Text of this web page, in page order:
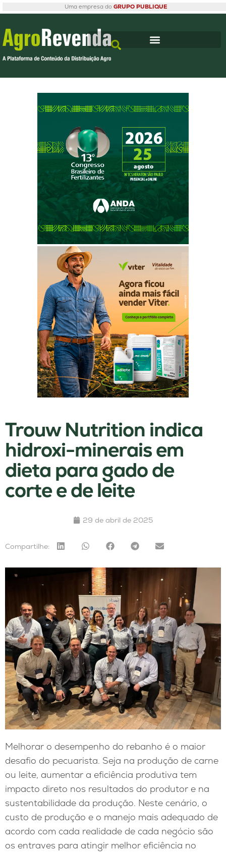
Uma empresa do GRUPO PUBLIQUE
Trouw Nutrition indica
hidroxi-minerais em
dieta para gado de
corte e de leite
29 de abril de 2025
Compartilhe:
Melhorar o desempenho do rebanho é o maior
desafio do pecuarista. Seja na produção de carne
ou leite, aumentar a eficiência produtiva tem
impacto direto nos resultados do produtor e na
sustentabilidade da produção. Neste cenário, o
custo de produção e o manejo mais adequado de
acordo com cada realidade de cada negócio são
os entraves para atingir melhor eficiência no